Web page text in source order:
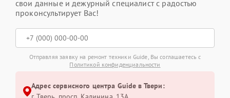
свои данные и дежурный специалист с радостью
проконсультирует Вас!
Отправляя заявку на ремонт техники Guide, Вы соглашаетесь с
Политикой конфиденциальности
Адрес сервисного центра Guide в Твери: